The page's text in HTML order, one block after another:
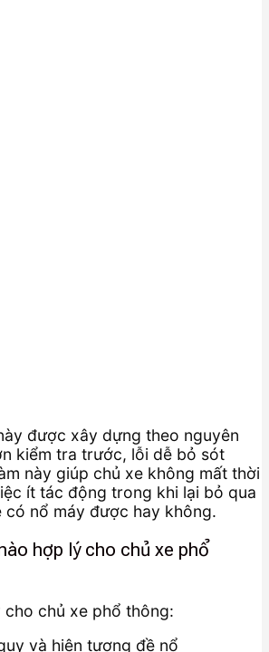
được xây dựng theo nguyên
kiểm tra trước, lỗi dễ bỏ sót
này giúp chủ xe không mất thời
ít tác động trong khi lại bỏ qua
nổ máy được hay không.
hợp lý cho chủ xe phổ
chủ xe phổ thông:
và hiện tượng đề nổ